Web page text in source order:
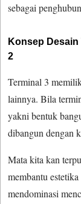
sebagai
Konsep
2
Terminal 3
lainnya. Bila
yakni bentuk
dibangun dengan
Mata kita kan
membantu
mendominasi